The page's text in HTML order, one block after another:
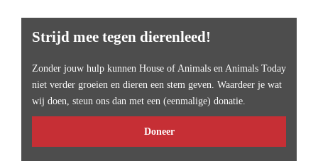
Strijd mee tegen dierenleed!
Zonder jouw hulp kunnen House of Animals en Animals Today
niet verder groeien en dieren een stem geven. Waardeer je wat
wij doen, steun ons dan met een (eenmalige) donatie.
Doneer